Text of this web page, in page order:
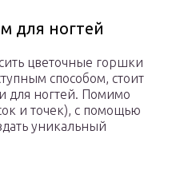
для ногтей
цветочные горшки
способом, стоит
для ногтей. Помимо
и точек), с помощью
уникальный